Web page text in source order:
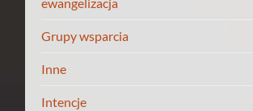
ewangelizacja
Grupy wsparcia
Inne
Intencje